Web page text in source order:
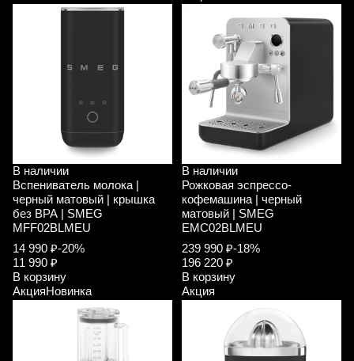
В наличии
Вспениватель молока |
черный матовый | крышка
без ВРА | SMEG
MFF02BLMEU
14 990 ₽-20%
11 990 ₽
В корзину
АкцияНовинка
В наличии
Рожковая эспрессо-
кофемашина | черный
матовый | SMEG
EMC02BLMEU
239 990 ₽-18%
196 220 ₽
В корзину
Акция